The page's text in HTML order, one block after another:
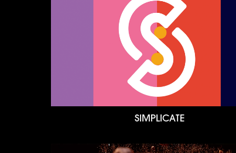
SIMPLICATE